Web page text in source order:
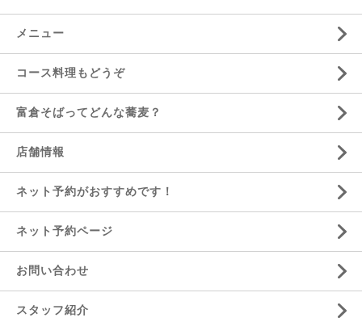
メニュー
コース料理もどうぞ
富倉そばってどんな蕎麦？
店舗情報
ネット予約がおすすめです！
ネット予約ページ
お問い合わせ
スタッフ紹介